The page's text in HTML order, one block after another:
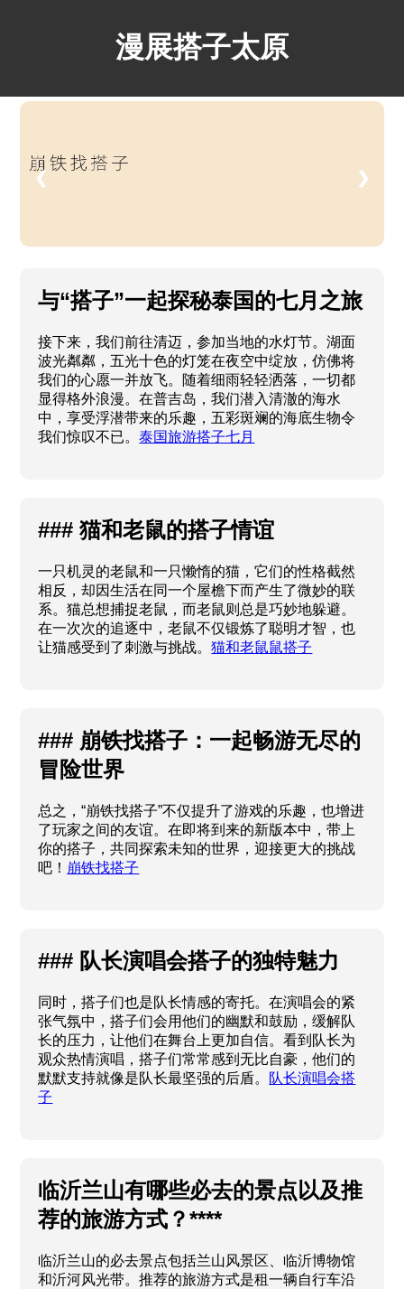
漫展搭子太原
❮ ❯
与“搭子”一起探秘泰国的七月之旅
接下来，我们前往清迈，参加当地的水灯节。湖面
波光粼粼，五光十色的灯笼在夜空中绽放，仿佛将
我们的心愿一并放飞。随着细雨轻轻洒落，一切都
显得格外浪漫。在普吉岛，我们潜入清澈的海水
中，享受浮潜带来的乐趣，五彩斑斓的海底生物令
我们惊叹不已。泰国旅游搭子七月
### 猫和老鼠的搭子情谊
一只机灵的老鼠和一只懒惰的猫，它们的性格截然
相反，却因生活在同一个屋檐下而产生了微妙的联
系。猫总想捕捉老鼠，而老鼠则总是巧妙地躲避。
在一次次的追逐中，老鼠不仅锻炼了聪明才智，也
让猫感受到了刺激与挑战。猫和老鼠鼠搭子
### 崩铁找搭子：一起畅游无尽的
冒险世界
总之，“崩铁找搭子”不仅提升了游戏的乐趣，也增进
了玩家之间的友谊。在即将到来的新版本中，带上
你的搭子，共同探索未知的世界，迎接更大的挑战
吧！ 崩铁找搭子
### 队长演唱会搭子的独特魅力
同时，搭子们也是队长情感的寄托。在演唱会的紧
张气氛中，搭子们会用他们的幽默和鼓励，缓解队
长的压力，让他们在舞台上更加自信。看到队长为
观众热情演唱，搭子们常常感到无比自豪，他们的
默默支持就像是队长最坚强的后盾。 队长演唱会搭
子
临沂兰山有哪些必去的景点以及推
荐的旅游方式？****
临沂兰山的必去景点包括兰山风景区、临沂博物馆
和沂河风光带。推荐的旅游方式是租一辆自行车沿